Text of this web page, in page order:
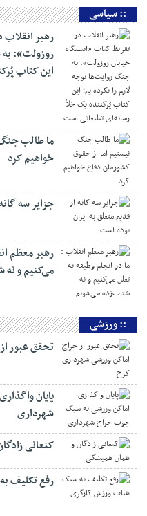
:: سیاسی
رهبر انقلاب
روزولت»: به
این کتاب
ما طالب
خواهیم کرد
جزایر سه
رهبر معظم
می‌کنیم و
:: ورزشی
تحقق عبور
پایان
شهرداری
کنعانی
رفع تکلیف